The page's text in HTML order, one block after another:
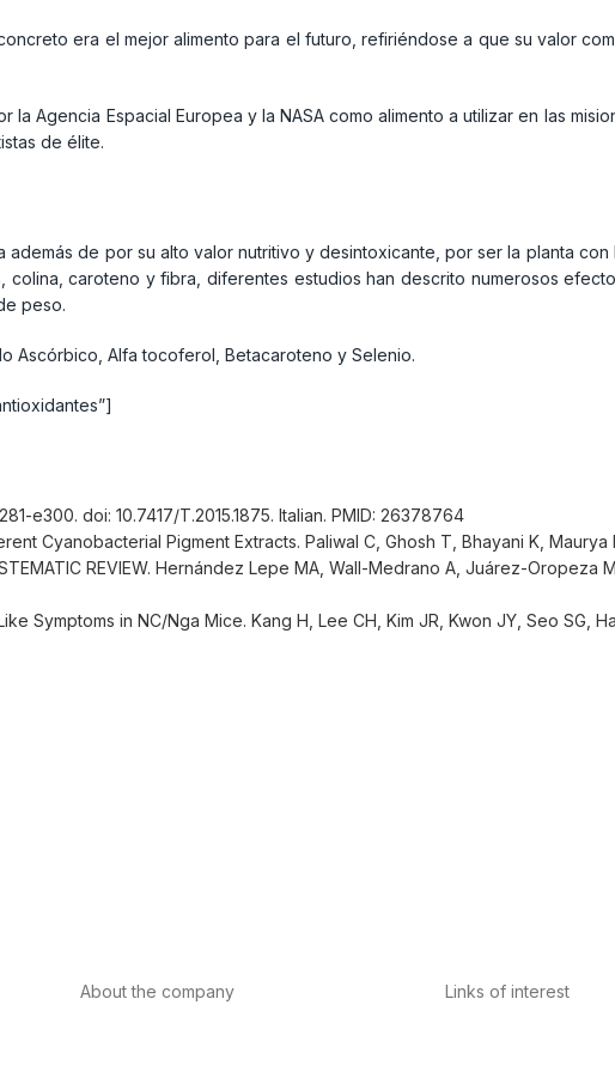
era el mejor alimento para el futuro, refiriéndose a que su valor
Agencia Espacial Europea y la NASA como alimento a utilizar en las
de élite.
de por su alto valor nutritivo y desintoxicante, por ser la planta con
caroteno y fibra, diferentes estudios han descrito numerosos
peso.
Ascórbico, Alfa tocoferol, Betacaroteno y Selenio.
e300. doi: 10.7417/T.2015.1875. Italian. PMID: 26378764
Cyanobacterial Pigment Extracts. Paliwal C, Ghosh T, Bhayani K, Maurya
REVIEW. Hernández Lepe MA, Wall-Medrano A, Juárez-Oropeza
in NC/Nga Mice. Kang H, Lee CH, Kim JR, Kwon JY, Seo SG,
About the company Links of interest